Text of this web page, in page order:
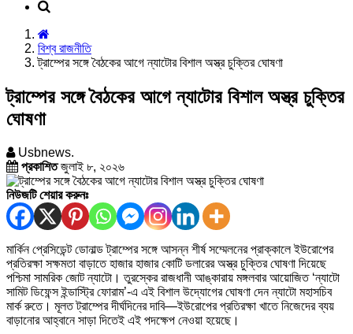
বিশ্ব রাজনীতি
ট্রাম্পের সঙ্গে বৈঠকের আগে ন্যাটোর বিশাল অস্ত্র চুক্তির ঘোষণা
ট্রাম্পের সঙ্গে বৈঠকের আগে ন্যাটোর বিশাল অস্ত্র চুক্তির
ঘোষণা
Usbnews.
প্রকাশিতজুলাই ৮, ২০২৬
নিউজটি শেয়ার করুনঃ
মার্কিন প্রেসিডেন্ট ডোনাল্ড ট্রাম্পের সঙ্গে আসন্ন শীর্ষ সম্মেলনের প্রাক্কালে ইউরোপের
প্রতিরক্ষা সক্ষমতা বাড়াতে হাজার হাজার কোটি ডলারের অস্ত্র চুক্তির ঘোষণা দিয়েছে
পশ্চিমা সামরিক জোট ন্যাটো। তুরস্কের রাজধানী আঙ্কারায় মঙ্গলবার আয়োজিত ‘ন্যাটো
সামিট ডিফেন্স ইন্ডাস্ট্রি ফোরাম’-এ এই বিশাল উদ্যোগের ঘোষণা দেন ন্যাটো মহাসচিব
মার্ক রুতে। মূলত ট্রাম্পের দীর্ঘদিনের দাবি—ইউরোপের প্রতিরক্ষা খাতে নিজেদের ব্যয়
বাড়ানোর আহ্বানে সাড়া দিতেই এই পদক্ষেপ নেওয়া হয়েছে।